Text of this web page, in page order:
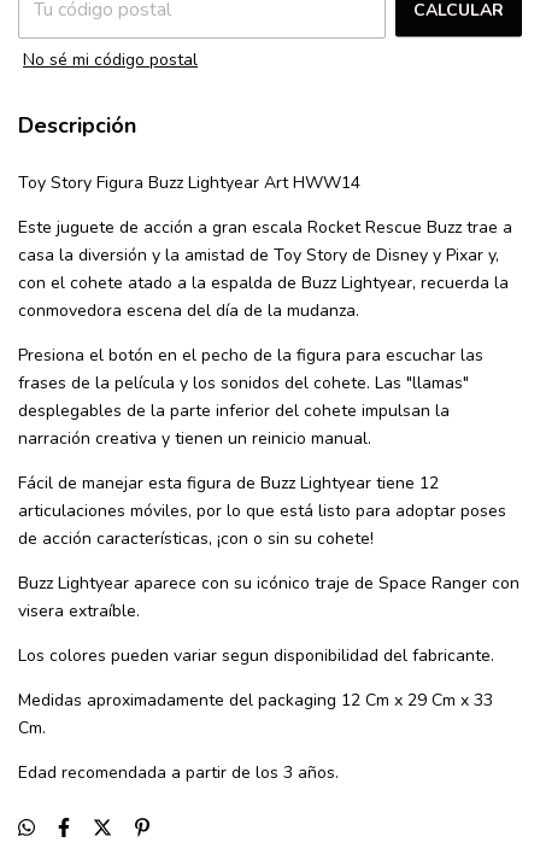
CALCULAR
No sé mi código postal
Descripción
Toy Story Figura Buzz Lightyear Art HWW14
Este juguete de acción a gran escala Rocket Rescue Buzz trae a
casa la diversión y la amistad de Toy Story de Disney y Pixar y,
con el cohete atado a la espalda de Buzz Lightyear, recuerda la
conmovedora escena del día de la mudanza.
Presiona el botón en el pecho de la figura para escuchar las
frases de la película y los sonidos del cohete. Las "llamas"
desplegables de la parte inferior del cohete impulsan la
narración creativa y tienen un reinicio manual.
Fácil de manejar esta figura de Buzz Lightyear tiene 12
articulaciones móviles, por lo que está listo para adoptar poses
de acción características, ¡con o sin su cohete!
Buzz Lightyear aparece con su icónico traje de Space Ranger con
visera extraíble.
Los colores pueden variar segun disponibilidad del fabricante.
Medidas aproximadamente del packaging 12 Cm x 29 Cm x 33
Cm.
Edad recomendada a partir de los 3 años.